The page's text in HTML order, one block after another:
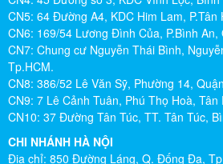
CN5: 64 Đường A4, KDC Him Lam, P.Tân
CN6: 169/54 Lương Đình Của, P.Bình An,
CN7: Chung cư Nguyễn Thái Bình,
Tp.HCM.
CN8: 386/52 Lê Văn Sỹ, Phường 14,
CN9: 7 Lê Cảnh Tuân, Phú Thọ Hoà, Tân
CN10: 37 Đường Tân Túc, TT. Tân Túc,
CHI NHÁNH HÀ NỘI
Địa chỉ: 850 Đường Láng, Q. Đống Đa,